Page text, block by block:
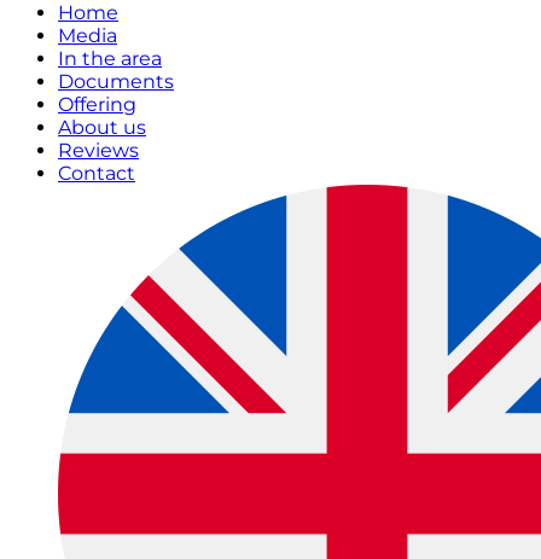
Home
Media
In the area
Documents
Offering
About us
Reviews
Contact